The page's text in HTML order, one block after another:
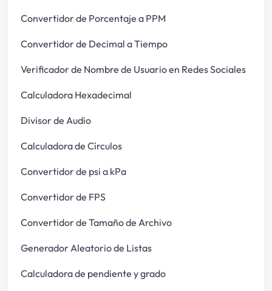
Convertidor de Porcentaje a PPM
Convertidor de Decimal a Tiempo
Verificador de Nombre de Usuario en Redes Sociales
Calculadora Hexadecimal
Divisor de Audio
Calculadora de Círculos
Convertidor de psi a kPa
Convertidor de FPS
Convertidor de Tamaño de Archivo
Generador Aleatorio de Listas
Calculadora de pendiente y grado